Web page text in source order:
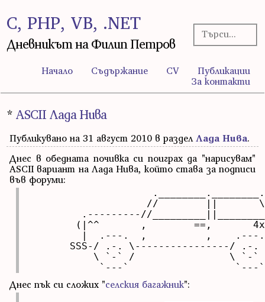
C, PHP, VB, .NET
Дневникът на Филип Петров
Начало Съдържание CV
Публикации
За контакти
* ASCII Лада Нива
Публикувано на 31 август 2010 в раздел Лада Нива.
Днес в обедната почивка си поиграх да "нарисувам"
ASCII вариант на Лада Нива, който става за подписи
във форуми:
                     .________.________.
//        ||
.---------//
(|^^       ,        ==,
|  .---.  ,          ,    .---
SSS-/ .-. \----------------/ .-.
\ `-` /                \ `-`
            `---`                  `---`
Днес пък си сложих "селския багажник":